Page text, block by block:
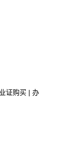
证购买 | 办